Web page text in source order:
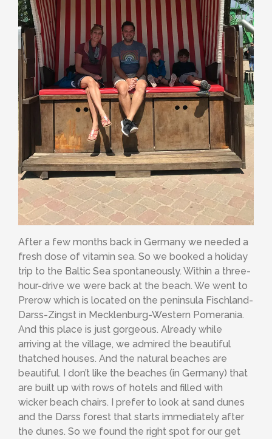
After a few months back in Germany we needed a
fresh dose of vitamin sea. So we booked a holiday
trip to the Baltic Sea spontaneously. Within a three-
hour-drive we were back at the beach. We went to
Prerow which is located on the peninsula Fischland-
Darss-Zingst in Mecklenburg-Western Pomerania.
And this place is just gorgeous. Already while
arriving at the village, we admired the beautiful
thatched houses. And the natural beaches are
beautiful. I don’t like the beaches (in Germany) that
are built up with rows of hotels and filled with
wicker beach chairs. I prefer to look at sand dunes
and the Darss forest that starts immediately after
the dunes. So we found the right spot for our get